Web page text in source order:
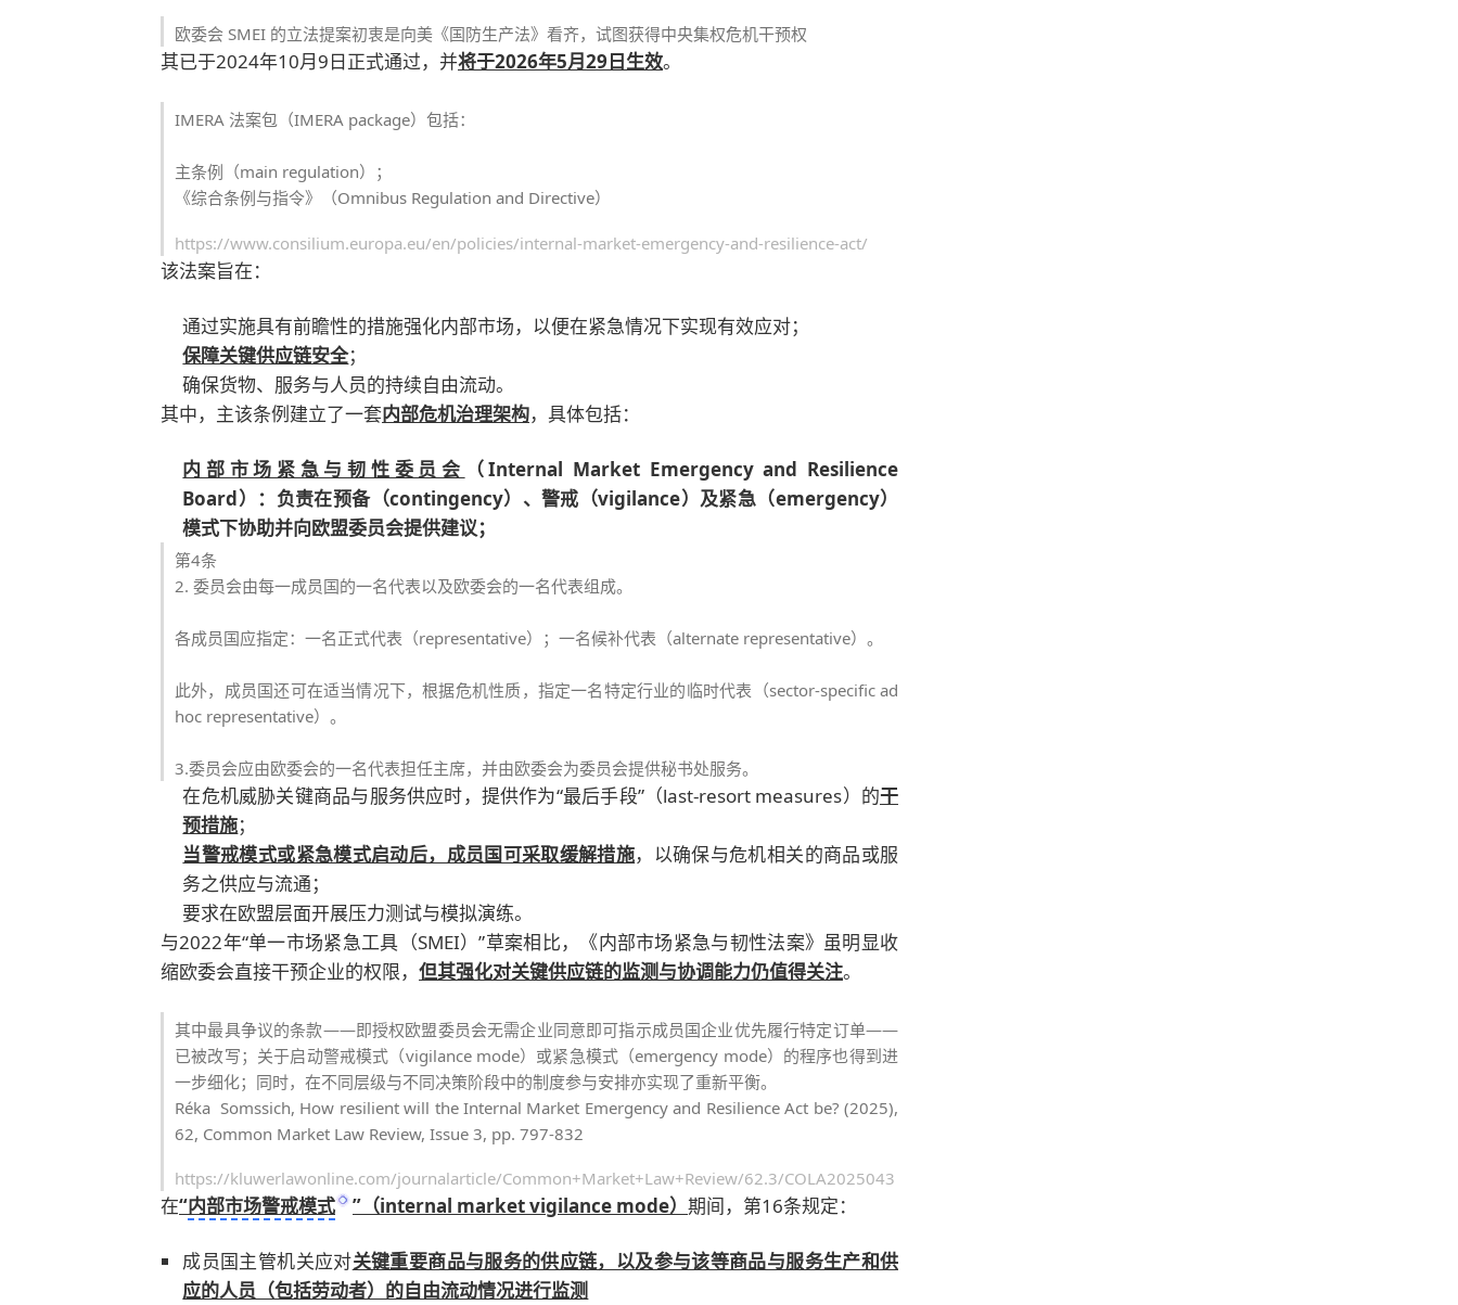
欧委会 SMEI 的立法提案初衷是向美《国防生产法》看齐，试图获得中央集权危机干预权
其已于2024年10月9日正式通过，并将于2026年5月29日生效。
IMERA 法案包（IMERA package）包括：
主条例（main regulation）；
《综合条例与指令》（Omnibus Regulation and Directive）
https://www.consilium.europa.eu/en/policies/internal-market-emergency-and-resilience-act/
该法案旨在：
通过实施具有前瞻性的措施强化内部市场，以便在紧急情况下实现有效应对；
保障关键供应链安全；
确保货物、服务与人员的持续自由流动。
其中， 主该条例建立了一套内部危机治理架构，具体包括：
内部市场紧急与韧性委员会
（Internal Market Emergency and Resilience
Board）：负责在预备（contingency）、警戒（vigilance）及紧急（emergency）
模式下协助并向欧盟委员会提供建议；
第4条
2. 委员会由每一成员国的一名代表以及欧委会的一名代表组成。
各成员国应指定：一名正式代表（representative）；一名候补代表（alternate representative）。
此外，成员国还可在适当情况下，根据危机性质，指定一名特定行业的临时代表（sector-specific ad
hoc representative）。
3.委员会应由欧委会的一名代表担任主席，并由欧委会为委员会提供秘书处服务。
在危机威胁关键商品与服务供应时，提供作为“最后手段”（last-resort measures）的干
预措施；
当警戒模式或紧急模式启动后，成员国可采取缓解措施，以确保与危机相关的商品或服
务之供应与流通；
要求在欧盟层面开展压力测试与模拟演练。
与2022年“单一市场紧急工具（SMEI）”草案相比，《内部市场紧急与韧性法案》虽明显收
缩欧委会直接干预企业的权限， 但其强化对关键供应链的监测与协调能力仍值得关注。
其中最具争议的条款——即授权欧盟委员会无需企业同意即可指示成员国企业优先履行特定订单——
已被改写；关于启动警戒模式（vigilance mode）或紧急模式（emergency mode）的程序也得到进
一步细化；同时，在不同层级与不同决策阶段中的制度参与安排亦实现了重新平衡。
Réka Somssich, How resilient will the Internal Market Emergency and Resilience Act be? (2025),
62, Common Market Law Review, Issue 3, pp. 797-832
https://kluwerlawonline.com/journalarticle/Common+Market+Law+Review/62.3/COLA2025043
在“内部市场警戒模式 ”（internal market vigilance mode） 期间，第16条规定：
成员国主管机关应对关键重要商品与服务的供应链，以及参与该等商品与服务生产和供
应的人员（包括劳动者）的自由流动情况进行监测